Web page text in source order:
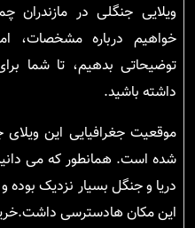
ویلایی جنگلی در
خواهیم درباره مشخصات،
توضیحاتی بدهیم، تا شما
داشته باشید.
موقعیت جغرافیایی این
شده است. همانطور که می
دریا و جنگل بسیار نزدیک
این مکان هادسترسی